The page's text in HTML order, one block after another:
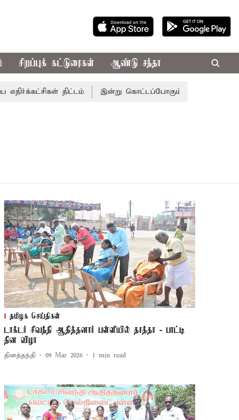
சிறப்புக் கட்டுரைகள் ஆண்டு சந்தா
திட்டம் இன்று கொட்டப்போகும் கனமழை.. எந்தெந்த
தமிழக செய்திகள்
டாக்டர் சிவந்தி ஆதித்தனார் பள்ளியில் தாத்தா - பாட்டி
தின விழா
தினத்தந்தி 09 Mar 2026 1 min read